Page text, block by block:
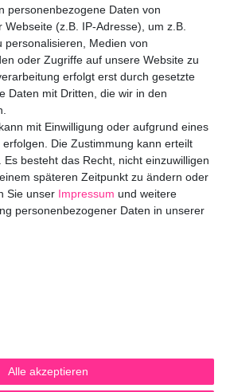
08:30-13:00 Uhr.
info@bloomboxer.net
Daten­schutz­erklärung AGB
personenbezogene Daten von
(z.B. IP-Adresse), um z.B.
personalisieren, Medien von
oder Zugriffe auf unsere Website zu
erfolgt erst durch gesetzte
Daten mit Dritten, die wir in den
mit Einwilligung oder aufgrund eines
Die Zustimmung kann erteilt
besteht das Recht, nicht einzuwilligen
späteren Zeitpunkt zu ändern oder
Sie unser Impressum und weitere
personenbezogener Daten in unserer
Alle akzeptieren